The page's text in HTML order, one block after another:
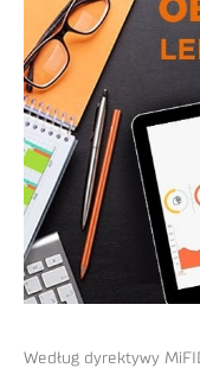
Według dyrektywy